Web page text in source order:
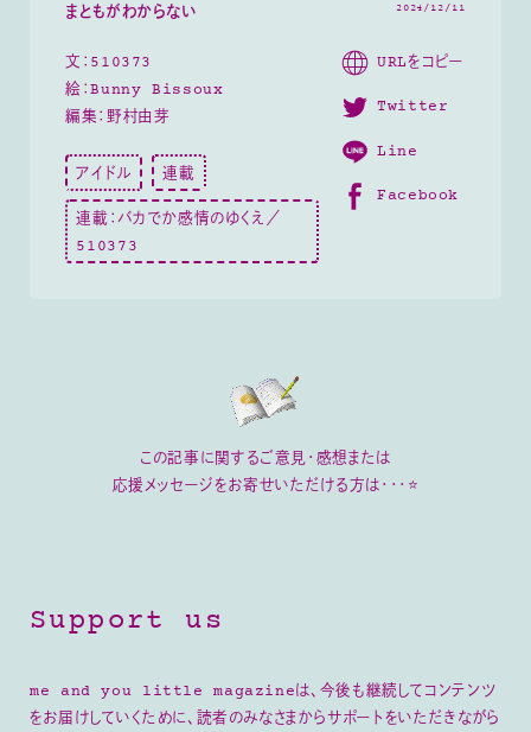
まともがわからない
文：510373
絵：Bunny Bissoux
編集：野村由芽
アイドル 連載
連載：バカでか感情のゆくえ／
510373
2024/12/11
URLをコピー
Twitter
Line
Facebook
この記事に関するご意見・感想または
応援メッセージをお寄せいただける方は・・・⭐
Support us
me and you little magazineは、今後も継続してコンテンツ
をお届けしていくために、読者のみなさまからサポートをいただきながら